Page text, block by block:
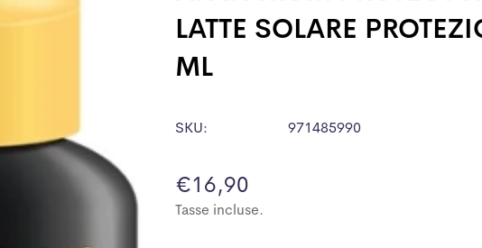
LATTE SOLARE
ML
SKU: 971485990
Prezzo
normale
€16,90
Tasse incluse.